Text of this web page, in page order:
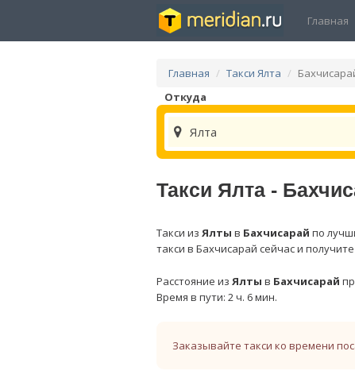
Главная
Главная Такси Ялта
Откуда
Ялта
Такси Ялта -
Такси из Ялты в Бахчисарай по
такси в Бахчисарай сейчас и получите
Расстояние из Ялты в Бахчисарай
Время в пути: 2 ч. 6 мин.
Заказывайте такси ко времени